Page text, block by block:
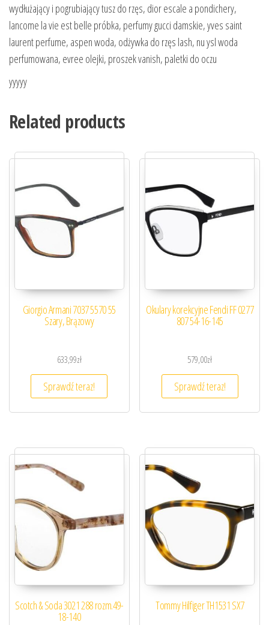
wydłużający i pogrubiający tusz do rzęs, dior escale a pondichery,
lancome la vie est belle próbka, perfumy gucci damskie, yves saint
laurent perfume, aspen woda, odżywka do rzęs lash, nu ysl woda
perfumowana, evree olejki, proszek vanish, paletki do oczu
yyyyy
Related products
Giorgio Armani 7037 5570 55
Szary, Brązowy
633,99zł
Sprawdź teraz!
Okulary korekcyjne Fendi FF 0277
807 54-16-145
579,00zł
Sprawdź teraz!
Scotch & Soda 3021 288 rozm.49-
18-140
Tommy Hilfiger TH1531 SX7